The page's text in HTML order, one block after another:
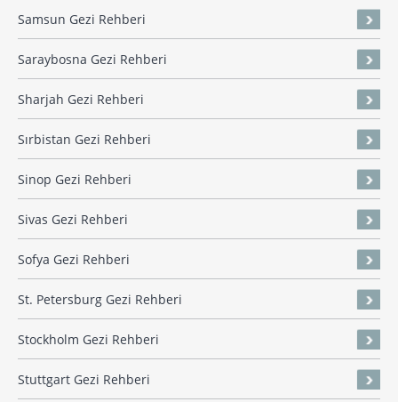
Samsun Gezi Rehberi
Saraybosna Gezi Rehberi
Sharjah Gezi Rehberi
Sırbistan Gezi Rehberi
Sinop Gezi Rehberi
Sivas Gezi Rehberi
Sofya Gezi Rehberi
St. Petersburg Gezi Rehberi
Stockholm Gezi Rehberi
Stuttgart Gezi Rehberi